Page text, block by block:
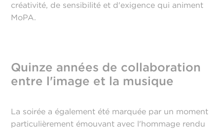
créativité, de sensibilité et d'exigence qui animent
MoPA.
Quinze années de collaboration
entre l'image et la musique
La soirée a également été marquée par un moment
particulièrement émouvant avec l'hommage rendu